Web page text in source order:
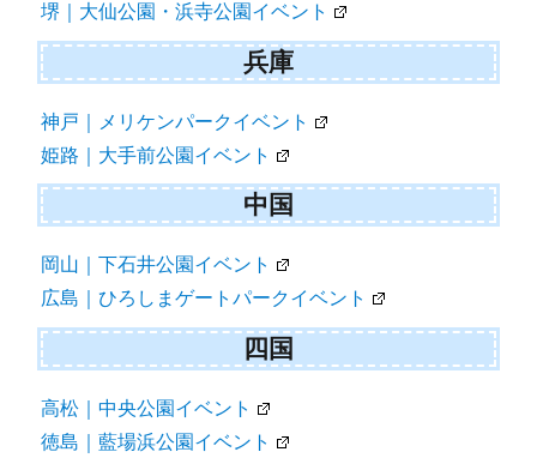
堺｜大仙公園・浜寺公園イベント
兵庫
神戸｜メリケンパークイベント
姫路｜大手前公園イベント
中国
岡山｜下石井公園イベント
広島｜ひろしまゲートパークイベント
四国
高松｜中央公園イベント
徳島｜藍場浜公園イベント